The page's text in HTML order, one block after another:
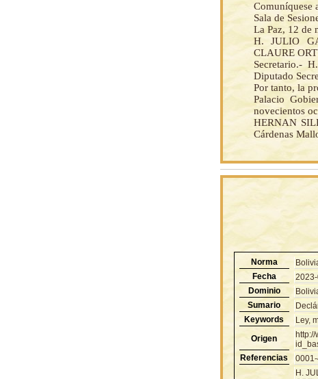
Comuníquese
Sala de
La Paz, 12 de
H. JULIO
CLAURE
Secretario.-
Diputado
Por tanto, la
Palacio
novecientos
HERNAN
Cárdenas
Norma
Fecha
Dominio
Sumario
Keywords
Ley,
Origen
Referencias
H.